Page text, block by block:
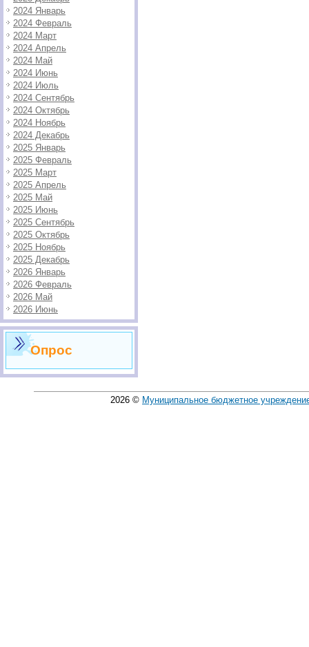
2024 Январь
2024 Февраль
2024 Март
2024 Апрель
2024 Май
2024 Июнь
2024 Июль
2024 Сентябрь
2024 Октябрь
2024 Ноябрь
2024 Декабрь
2025 Январь
2025 Февраль
2025 Март
2025 Апрель
2025 Май
2025 Июнь
2025 Сентябрь
2025 Октябрь
2025 Ноябрь
2025 Декабрь
2026 Январь
2026 Февраль
2026 Май
2026 Июнь
Опрос
2026 © Муниципальное бюджетное